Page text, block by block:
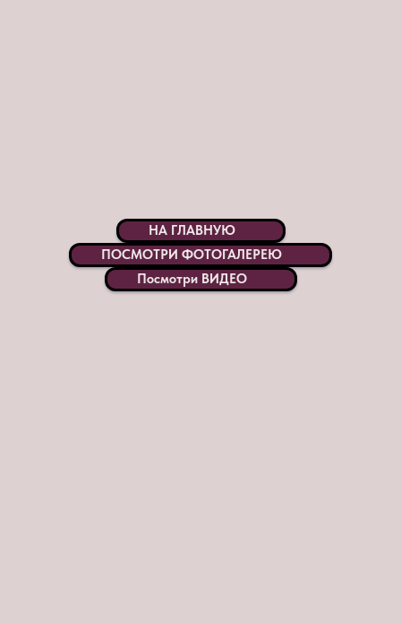
НА ГЛАВНУЮ
ПОСМОТРИ ФОТОГАЛЕРЕЮ
Посмотри ВИДЕО